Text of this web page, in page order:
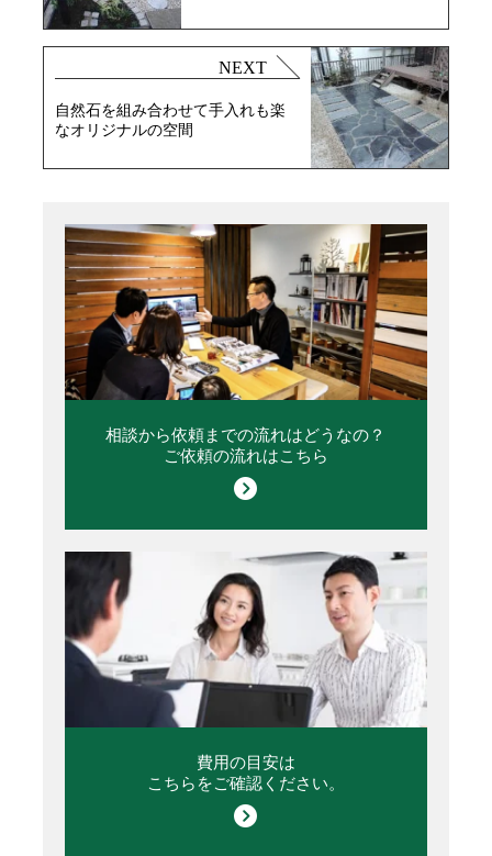
NEXT
自然石を組み合わせて手入れも楽
なオリジナルの空間
相談から依頼までの流れはどうなの？
ご依頼の流れはこちら
費用の目安は
こちらをご確認ください。